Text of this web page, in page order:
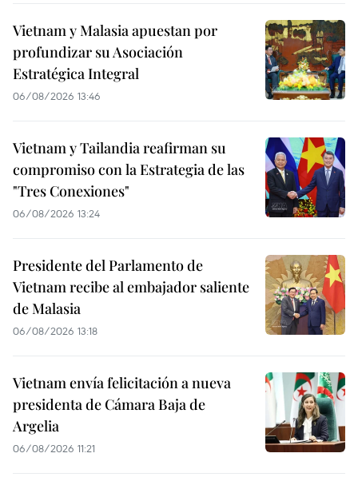
Vietnam y Malasia apuestan por
profundizar su Asociación
Estratégica Integral
06/08/2026 13:46
Vietnam y Tailandia reafirman su
compromiso con la Estrategia de las
"Tres Conexiones"
06/08/2026 13:24
Presidente del Parlamento de
Vietnam recibe al embajador saliente
de Malasia
06/08/2026 13:18
Vietnam envía felicitación a nueva
presidenta de Cámara Baja de
Argelia
06/08/2026 11:21